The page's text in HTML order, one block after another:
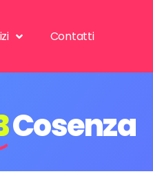
Contatti
Cosenza